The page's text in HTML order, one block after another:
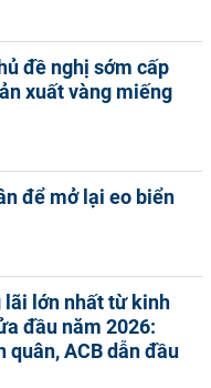
đề nghị sớm cấp
xuất vàng miếng
để mở lại eo biển
lãi lớn nhất từ kinh
đầu năm 2026:
ACB dẫn đầu